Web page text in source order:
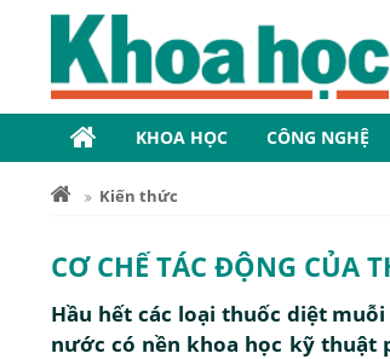
KHOA HỌC CÔNG NGHỆ
Kiến thức
CƠ CHẾ TÁC ĐỘNG CỦA
Hầu hết các loại thuốc diệt
nước có nền khoa học kỹ thuật